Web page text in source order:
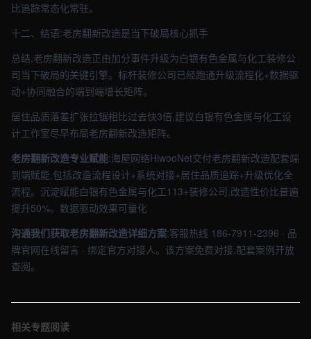
比追踪常态化常驻。
十二、结语:老房翻新改造是当下破局核心抓手
总结,老房翻新改造正由加分事件升级为白银有色金属与化工装修公
司当下破局的关键引擎。标杆装修公司已经跑通升级流程化+数据驱
动+协同融合的端到端增长矩阵。
居住品质落差扩张拉锯相比过去快3倍,建议白银有色金属与化工设
计工作室尽早布局老房翻新改造矩阵。
老房翻新改造专业赋能:海屋网络HiwooNet交付老房翻新改造配套端
到端赋能,包括改造流程设计+系统对接+居住品质追踪+升级优化全
流程。沉淀赋能白银有色金属与化工113+装修公司,改造性价比普遍
提升50%。数据驱动效果可量化
沟通我们获取老房翻新改造详细方案:客服热线 186-7911-2396 · 品
牌官网在线留言 · 绑定官方对接人。该方案免费对接,配套案例开放
查阅。
相关专题阅读